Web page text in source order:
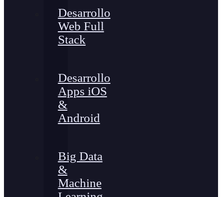
Desarrollo
Web Full
Stack
Desarrollo
Apps iOS
&
Android
Big Data
&
Machine